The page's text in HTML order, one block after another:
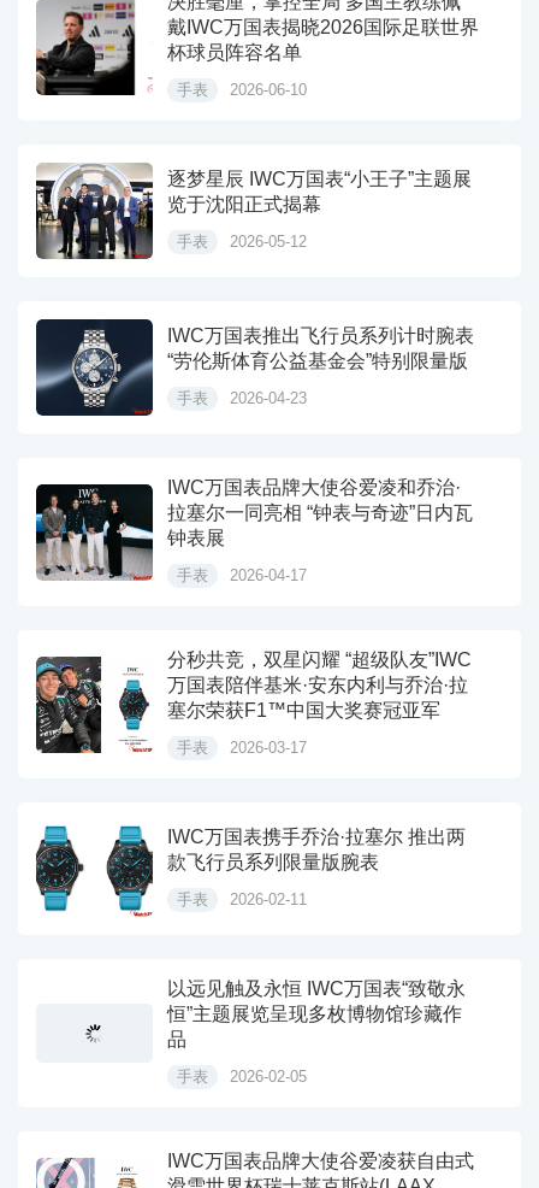
戴IWC万国表揭晓2026国际足联世界
杯球员阵容名单
手表 2026-06-10
逐梦星辰 IWC万国表“小王子”主题展
览于沈阳正式揭幕
手表 2026-05-12
IWC万国表推出飞行员系列计时腕表
“劳伦斯体育公益基金会”特别限量版
手表 2026-04-23
IWC万国表品牌大使谷爱凌和乔治·
拉塞尔一同亮相 “钟表与奇迹”日内瓦
钟表展
手表 2026-04-17
分秒共竞，双星闪耀 “超级队友”IWC
万国表陪伴基米·安东内利与乔治·拉
塞尔荣获F1™中国大奖赛冠亚军
手表 2026-03-17
IWC万国表携手乔治·拉塞尔 推出两
款飞行员系列限量版腕表
手表 2026-02-11
以远见触及永恒 IWC万国表“致敬永
恒”主题展览呈现多枚博物馆珍藏作
品
手表 2026-02-05
IWC万国表品牌大使谷爱凌获自由式